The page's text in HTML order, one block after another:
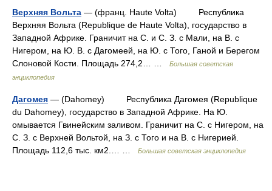
Верхняя Вольта — (франц. Haute Volta) Республика
Верхняя Вольта (Republique de Haute Volta), государство в
Западной Африке. Граничит на С. и С. З. с Мали, на В. с
Нигером, на Ю. В. с Дагомеей, на Ю. с Того, Ганой и Берегом
Слоновой Кости. Площадь 274,2… …
Большая советская
энциклопедия
Дагомея — (Dahomey) Республика Дагомея (Republique
du Dahomey), государство в Западной Африке. На Ю.
омывается Гвинейским заливом. Граничит на С. с Нигером, на
С. З. с Верхней Вольтой, на З. с Того и на В. с Нигерией.
Площадь 112,6 тыс. км2.… …
Большая советская энциклопедия